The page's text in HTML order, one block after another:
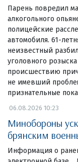
Парень повредил
алкогольного
полицейские
автомобиля. 61-
неизвестный
уголовного
происшествию
не имевший
признательные
06.08.2026 10:23
Минобороны
брянским
Информация о